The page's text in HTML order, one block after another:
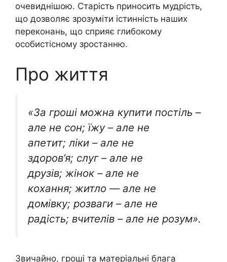
очевиднішою. Старість приносить мудрість,
що дозволяє зрозуміти істинність наших
переконань, що сприяє глибокому
особистісному зростанню.
Про життя
«За гроші можна купити постіль –
але не сон; їжу – але не
апетит; ліки – але не
здоров’я; слуг – але не
друзів; жінок – але не
кохання; житло — але не
домівку; розваги – але не
радість; вчителів – але не розум».
Звичайно, гроші та матеріальні блага